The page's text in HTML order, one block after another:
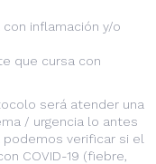
inflamación y/o
que cursa con
será atender una
/ urgencia lo antes
verificar si el
COVID-19 (fiebre,